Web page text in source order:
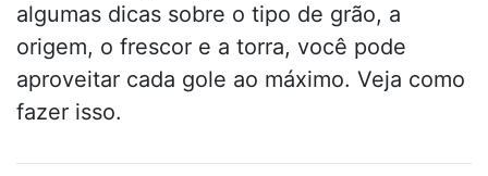
algumas dicas sobre o tipo de grão, a
origem, o frescor e a torra, você pode
aproveitar cada gole ao máximo. Veja como
fazer isso.